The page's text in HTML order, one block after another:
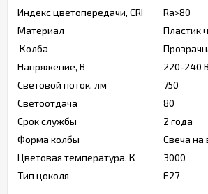
Индекс цветопередачи, CRI
Ra>80
Материал
Колба
Напряжение, В
220-240 В
Световой поток, лм
750
Светоотдача
80
Срок службы
2 года
Форма колбы
Свеча на
Цветовая температура, К
3000
Тип цоколя
E27